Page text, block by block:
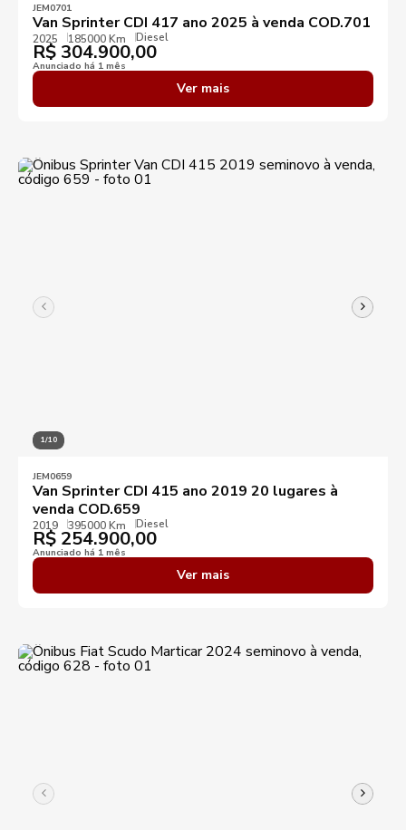
JEM0701
Van Sprinter CDI 417 ano 2025 à venda COD.701
2025 185000 Km Diesel
R$ 304.900,00
Anunciado há 1 mês
Ver mais
1/10
JEM0659
Van Sprinter CDI 415 ano 2019 20 lugares à
venda COD.659
2019 395000 Km Diesel
R$ 254.900,00
Anunciado há 1 mês
Ver mais